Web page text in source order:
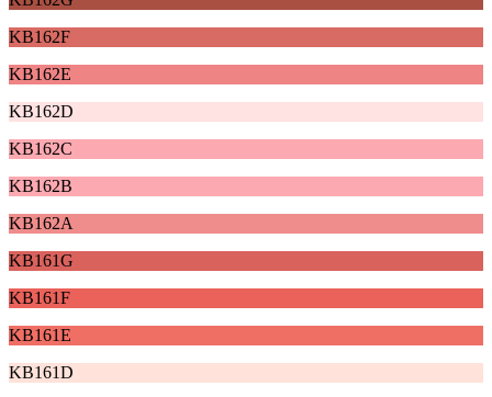
KB162F
KB162E
KB162D
KB162C
KB162B
KB162A
KB161G
KB161F
KB161E
KB161D